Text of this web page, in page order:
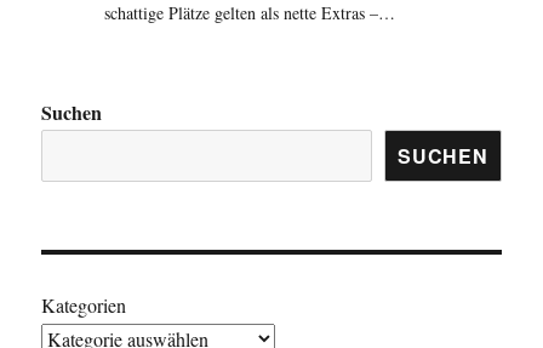
schattige Plätze gelten als nette Extras –…
Suchen
SUCHEN
Kategorien